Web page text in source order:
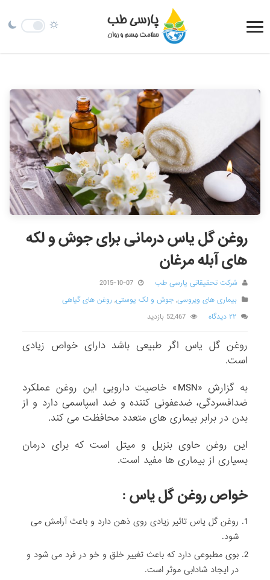
روغن گل یاس درمانی برای جوش و لکه
های آبله مرغان
شرکت تحقیقاتی پارسی طب
2015-10-07
بیماری های ویروسی,جوش و لک پوستی,روغن های گیاهی
۲۲ دیدگاه
52,467 بازدید
روغن گل یاس اگر طبیعی باشد دارای خواص زیادی
است.
به گزارش «MSN» خاصیت دارویی این روغن عملکرد
ضدافسردگی، ضدعفونی کننده و ضد اسپاسمی دارد و از
بدن در برابر بیماری های متعدد محافظت می کند.
این روغن حاوی بنزیل و میتل است که برای درمان
بسیاری از بیماری ها مفید است.
خواص روغن گل یاس :
روغن گل یاس تاثیر زیادی روی ذهن دارد و باعث آرامش می
شود.
بوی مطبوعی دارد که باعث تغییر خلق و خو در فرد می شود و
در ایجاد شادابی موثر است.